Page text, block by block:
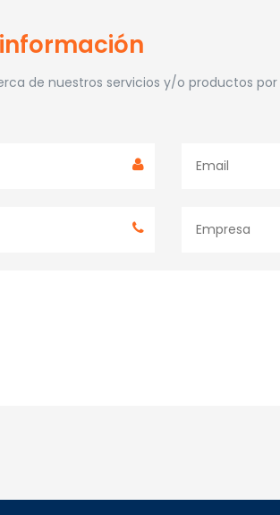
de nuestros servicios y/o productos